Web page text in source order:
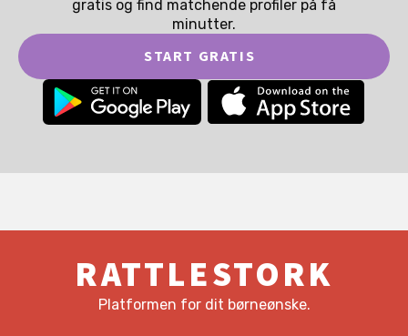
gratis og find matchende profiler på få
minutter.
START GRATIS
RATTLESTORK
Platformen for dit børneønske.